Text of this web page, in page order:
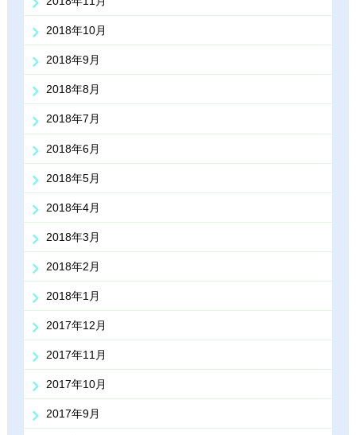
2018年10月
2018年9月
2018年8月
2018年7月
2018年6月
2018年5月
2018年4月
2018年3月
2018年2月
2018年1月
2017年12月
2017年11月
2017年10月
2017年9月